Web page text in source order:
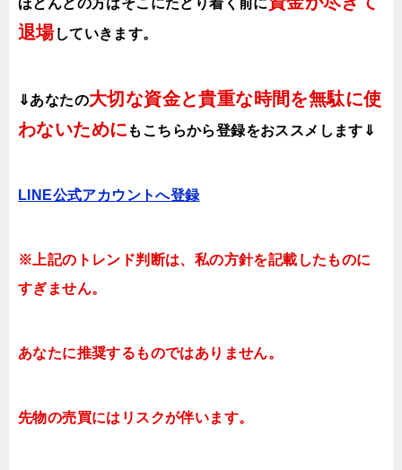
ほとんどの方はそこにたどり着く前に
退場していきます。
⇓あなたの大切な資金と貴重な時間を無駄に使
わないために も こちらから登録をおススメします⇓
LINE公式アカウントへ登録
※上記のトレンド判断は、私の方針を記載したものに
すぎません。
あなたに推奨するものではありません。
先物の売買にはリスクが伴います。